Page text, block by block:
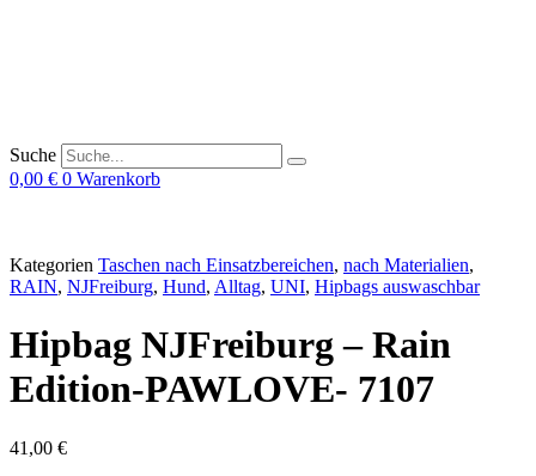
Suche
0,00 € 0 Warenkorb
Kategorien Taschen nach Einsatzbereichen, nach Materialien,
RAIN, NJFreiburg, Hund, Alltag, UNI, Hipbags auswaschbar
Hipbag NJFreiburg – Rain
Edition-PAWLOVE- 7107
41,00 €